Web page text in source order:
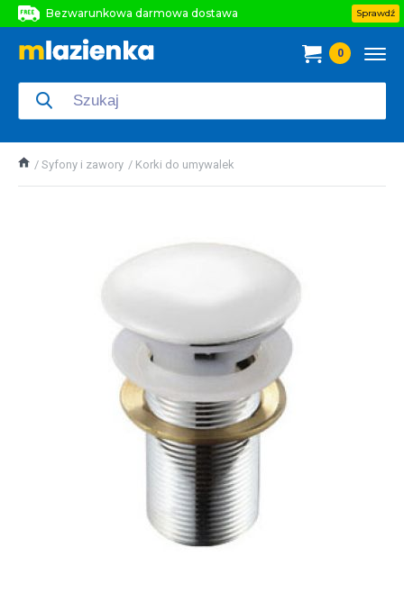
Bezwarunkowa darmowa dostawa
Bezwarunkowa darmowa dostawa
Sprawdź
0
Syfony i zawory Korki do umywalek